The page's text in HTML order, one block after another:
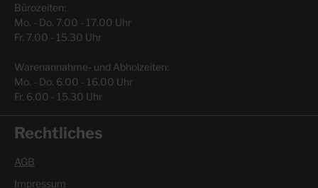
Bürozeiten:
Mo. - Do. 7.00 - 17.00 Uhr
Fr. 7.00 - 15.30 Uhr
Warenannahme- und Abholzeiten:
Mo. - Do. 6.00 - 16.00 Uhr
Fr. 6.00 - 15.30 Uhr
Rechtliches
AGB
Impressum